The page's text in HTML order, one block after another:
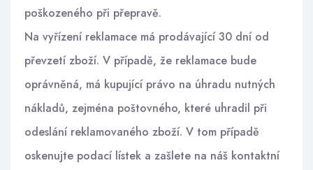
poškozeného při přepravě.
Na vyřízení reklamace má prodávající 30 dní od
převzetí zboží. V případě, že reklamace bude
oprávněná, má kupující právo na úhradu nutných
nákladů, zejména poštovného, které uhradil při
odeslání reklamovaného zboží. V tom případě
oskenujte podací lístek a zašlete na náš kontaktní